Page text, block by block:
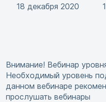
18 декабря 2020
Внимание! Вебинар
Необходимый уровень
данном вебинаре
прослушать вебинары